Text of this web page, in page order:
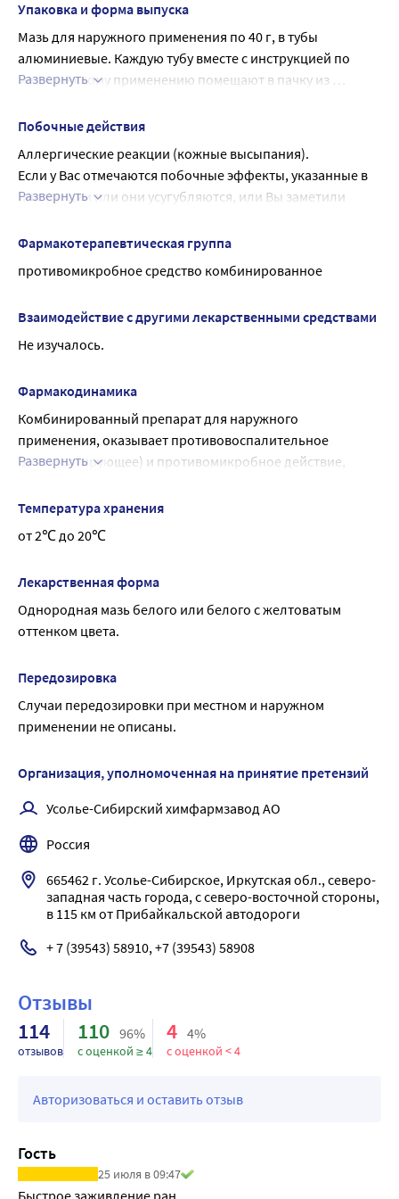
превышает риск для плода.
В период лактации следует либо прекратить применение
препарата, либо кормление грудью.
Перед применением препарата, если Вы беременны, или
планируете беременность, необходимо
проконсультироваться с врачом.
средствами, механизмами.
Упаковка и форма выпуска
Мазь для наружного применения по 40 г, в тубы
алюминиевые. Каждую тубу вместе с инструкцией по
медицинскому применению помещают в пачку из
Развернуть
Побочные действия
Аллергические реакции (кожные высыпания).
Если у Вас отмечаются побочные эффекты, указанные в
инструкции или они усугубляются, или Вы заметили
инструкции, сообщите об этом врачу.
Развернуть
Фармакотерапевтическая группа
противомикробное средство комбинированное
Взаимодействие с другими лекарственными средствами
Не изучалось.
Фармакодинамика
Комбинированный препарат для наружного
применения, оказывает противовоспалительное
(дегидратирующее) и противомикробное действие,
грамотрицательных микроорганизмов (стафилококков,
синегнойных и кишечных палочек). Легко проникает в
глубь тканей без повреждения биологических мембран,
и некротических масс антибактериальное действие
сохраняется.
При наружном применении обладает
Развернуть
Температура хранения
от 2℃ до 20℃
Лекарственная форма
Однородная мазь белого или белого с желтоватым
оттенком цвета.
Передозировка
Случаи передозировки при местном и наружном
применении не описаны.
Организация, уполномоченная на принятие претензий
Усолье-Сибирский химфармзавод АО
Россия
665462 г. Усолье-Сибирское, Иркутская обл., северо-
западная часть города, с северо-восточной стороны,
в 115 км от Прибайкальской автодороги
+ 7 (39543) 58910, +7 (39543) 58908
Отзывы
114
отзывов
110 96%
с оценкой ≥ 4
4 4%
с оценкой < 4
Авторизоваться и оставить отзыв
Гость
25 июля в 09:47